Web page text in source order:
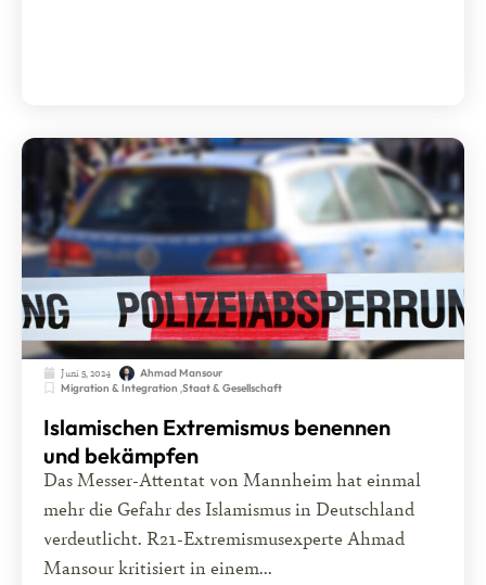
Juni 5, 2024
Ahmad Mansour
Migration & Integration ,Staat & Gesellschaft
Islamischen Extremismus benennen
und bekämpfen
Das Messer-Attentat von Mannheim hat einmal
mehr die Gefahr des Islamismus in Deutschland
verdeutlicht. R21-Extremismusexperte Ahmad
Mansour kritisiert in einem...